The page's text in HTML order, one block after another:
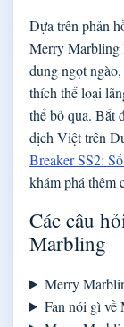
Dựa trên phản
Merry Marbling
dung ngọt
thích thể loại
thể bỏ qua. Bắt
dịch Việt trên
Breaker SS2:
khám phá thêm
Các câu
Marbling
Merry
Fan nói gì về